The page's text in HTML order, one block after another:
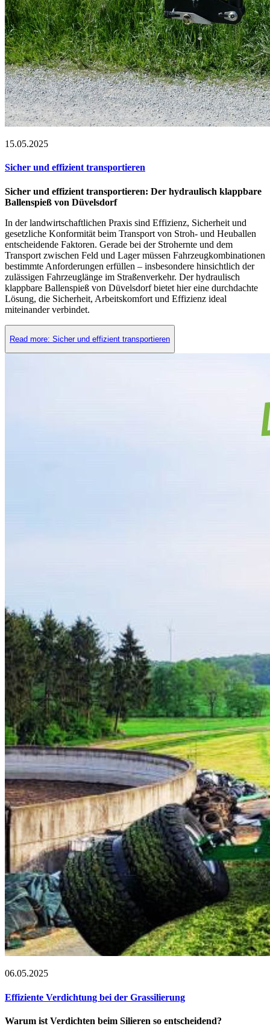
15.05.2025
Sicher und effizient transportieren
Sicher und effizient transportieren: Der hydraulisch klappbare
Ballenspieß von Düvelsdorf
In der landwirtschaftlichen Praxis sind Effizienz, Sicherheit und
gesetzliche Konformität beim Transport von Stroh- und Heuballen
entscheidende Faktoren. Gerade bei der Strohernte und dem
Transport zwischen Feld und Lager müssen Fahrzeugkombinationen
bestimmte Anforderungen erfüllen – insbesondere hinsichtlich der
zulässigen Fahrzeuglänge im Straßenverkehr. Der hydraulisch
klappbare Ballenspieß von Düvelsdorf bietet hier eine durchdachte
Lösung, die Sicherheit, Arbeitskomfort und Effizienz ideal
miteinander verbindet.
Read more: Sicher und effizient transportieren
06.05.2025
Effiziente Verdichtung bei der Grassilierung
Warum ist Verdichten beim Silieren so entscheidend?